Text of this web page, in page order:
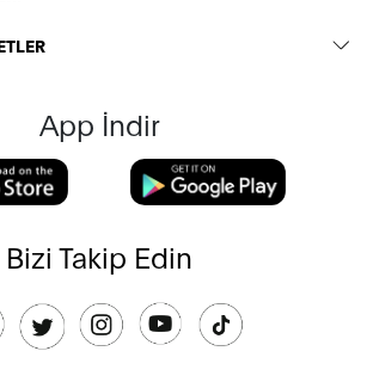
App İndir
Bizi Takip Edin